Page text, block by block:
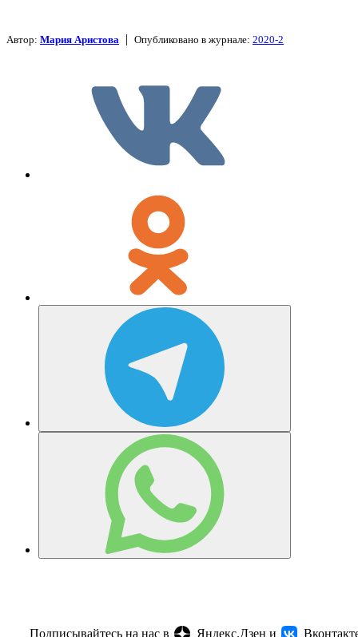
Автор: Мария Аристова | Опубликовано в журнале: 2020-2
Подписывайтесь на нас в Яндекс.Дзен и